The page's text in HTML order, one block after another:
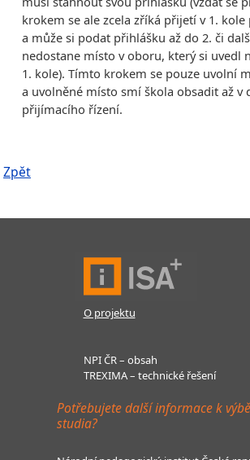
krokem se ale zcela zříká přijetí v 1.
a může si podat přihlášku až do 2. či
nedostane místo v oboru, který si uvedl
1. kole). Tímto krokem se pouze uvolní
a uvolněné místo smí škola obsadit až v
přijímacího řízení.
Zpět
O projektu
NPI ČR – obsah
TREXIMA – technické řešení
Potřebujete další informace k
studia?